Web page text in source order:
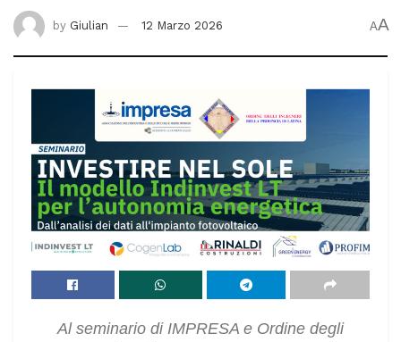
by Giulian 12 Marzo 2026 AA
Al seminario di IMPRESA e Ordine degli